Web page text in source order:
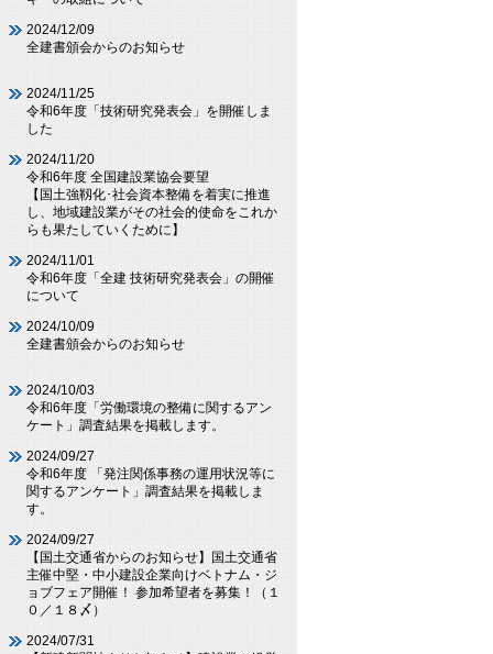
2024/12/09
全建書頒会からのお知らせ
2024/11/25
令和6年度「技術研究発表会」を開催しま
した
2024/11/20
令和6年度 全国建設業協会要望
【国土強靱化･社会資本整備を着実に推進
し、地域建設業がその社会的使命をこれか
らも果たしていくために】
2024/11/01
令和6年度「全建 技術研究発表会」の開催
について
2024/10/09
全建書頒会からのお知らせ
2024/10/03
令和6年度「労働環境の整備に関するアン
ケート」調査結果を掲載します。
2024/09/27
令和6年度 「発注関係事務の運用状況等に
関するアンケート」調査結果を掲載しま
す。
2024/09/27
【国土交通省からのお知らせ】国土交通省
主催中堅・中小建設企業向けベトナム・ジ
ョブフェア開催！ 参加希望者を募集！（１
０／１８〆）
2024/07/31